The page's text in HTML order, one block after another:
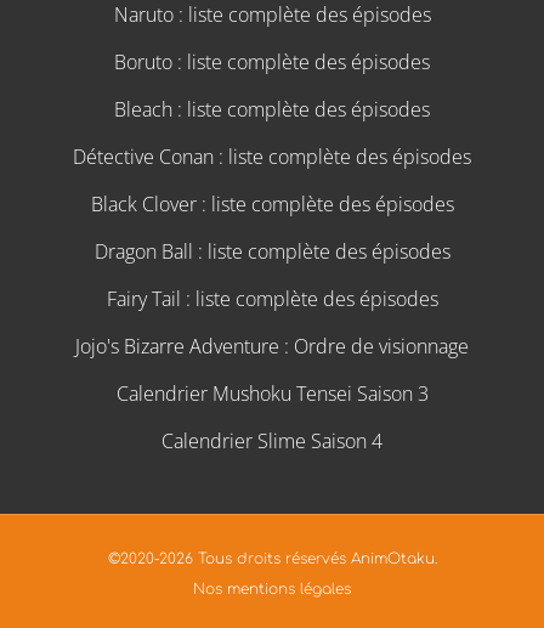
Naruto : liste complète des épisodes
Boruto : liste complète des épisodes
Bleach : liste complète des épisodes
Détective Conan : liste complète des épisodes
Black Clover : liste complète des épisodes
Dragon Ball : liste complète des épisodes
Fairy Tail : liste complète des épisodes
Jojo's Bizarre Adventure : Ordre de visionnage
Calendrier Mushoku Tensei Saison 3
Calendrier Slime Saison 4
©2020-2026 Tous droits réservés AnimOtaku.
Nos mentions légales